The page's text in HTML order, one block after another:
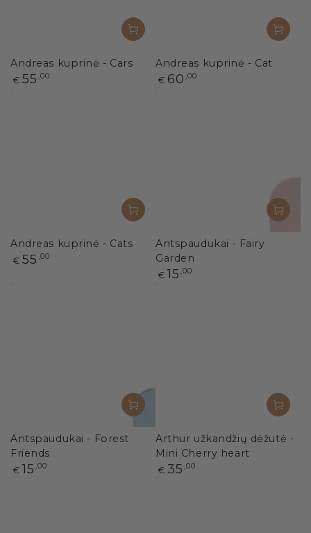
Andreas kuprinė - Cars
Paprasta
€ 55 ,00
Andreas kuprinė - Cat
Paprasta
€ 60 ,00
Andreas kuprinė - Cats
Paprasta
€ 55 ,00
Antspaudukai - Fairy
Garden
Paprasta
€ 15 ,00
Antspaudukai - Forest
Friends
Paprasta
€ 15 ,00
Arthur užkandžių dėžutė -
Mini Cherry heart
Paprasta
€ 35 ,00